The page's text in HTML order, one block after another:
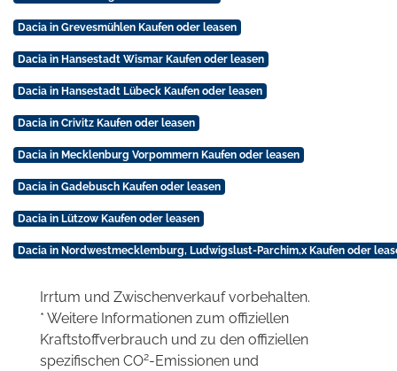
Dacia in Grevesmühlen Kaufen oder leasen
Dacia in Hansestadt Wismar Kaufen oder leasen
Dacia in Hansestadt Lübeck Kaufen oder leasen
Dacia in Crivitz Kaufen oder leasen
Dacia in Mecklenburg Vorpommern Kaufen oder leasen
Dacia in Gadebusch Kaufen oder leasen
Dacia in Lützow Kaufen oder leasen
Dacia in Nordwestmecklemburg, Ludwigslust-Parchim,x Kaufen oder
Irrtum und Zwischenverkauf vorbehalten.
* Weitere Informationen zum offiziellen
Kraftstoffverbrauch und zu den offiziellen
spezifischen CO2-Emissionen und